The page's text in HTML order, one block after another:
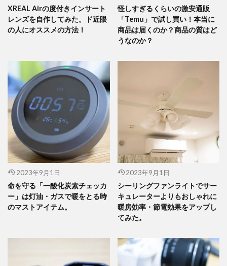
XREAL Airの度付きインサート
レンズを自作してみた。ド近眼
の人にオススメの方法！
怪しすぎるくらいの激安通販
「Temu」で試し買い！本当に
商品は届くのか？商品の質はど
うなのか？
2023年9月1日
命を守る「一酸化炭素チェッカ
ー」は灯油・ガスで暖をとる時
のマストアイテム。
2023年9月1日
シーリングファンライトでサー
キュレーターよりもおしゃれに
暖房効率・節電効果をアップし
てみた。